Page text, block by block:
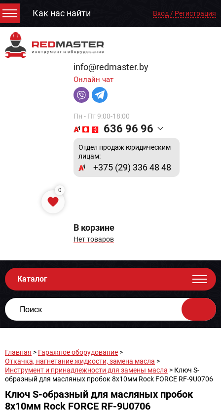
Как нас найти Вход / Регистрация
info@redmaster.by
Онлайн чат
Пн - Пт 9:00-18:00
636 96 96
Отдел продаж юридическим
лицам:
+375 (29) 336 48 48
0
В корзине
Нет товаров
Каталог
Главная > Гаражное оборудование >
Откачка, нагнетание жидкости, замена масла >
Инструмент и принадлежности для замены масла > Ключ S-
образный для масляных пробок 8х10мм Rock FORCE RF-9U0706
Ключ S-образный для масляных пробок
8х10мм Rock FORCE RF-9U0706